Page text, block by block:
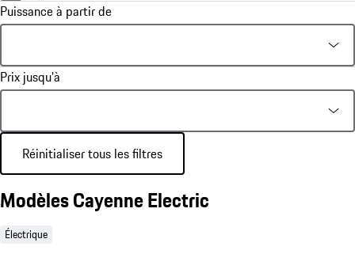
Puissance à partir de
Prix jusqu'à
Réinitialiser tous les filtres
Modèles Cayenne Electric
Électrique